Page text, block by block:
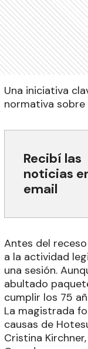
Una iniciativa
normativa sobre
Recibí las
noticias
email
Antes del
a la actividad
una sesión.
abultado
cumplir los 75
La magistrada
causas de
Cristina